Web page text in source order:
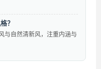
？
与自然清新风，注重内涵与